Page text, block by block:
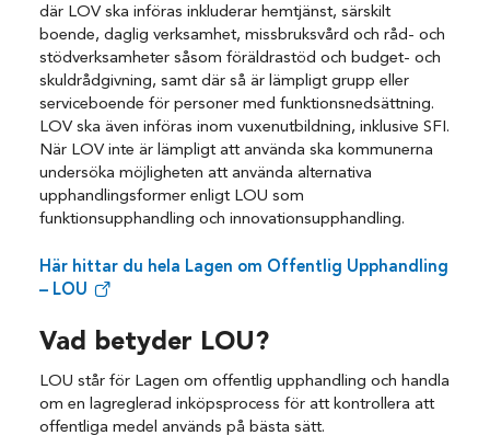
där LOV ska införas inkluderar hemtjänst, särskilt
boende, daglig verksamhet, missbruksvård och råd- och
stödverksamheter såsom föräldrastöd och budget- och
skuldrådgivning, samt där så är lämpligt grupp eller
serviceboende för personer med funktionsnedsättning.
LOV ska även införas inom vuxenutbildning, inklusive SFI.
När LOV inte är lämpligt att använda ska kommunerna
undersöka möjligheten att använda alternativa
upphandlingsformer enligt LOU som
funktionsupphandling och innovationsupphandling.
Här hittar du hela Lagen om Offentlig Upphandling
– LOU
Vad betyder LOU?
LOU står för Lagen om offentlig upphandling och handla
om en lagreglerad inköpsprocess för att kontrollera att
offentliga medel används på bästa sätt.